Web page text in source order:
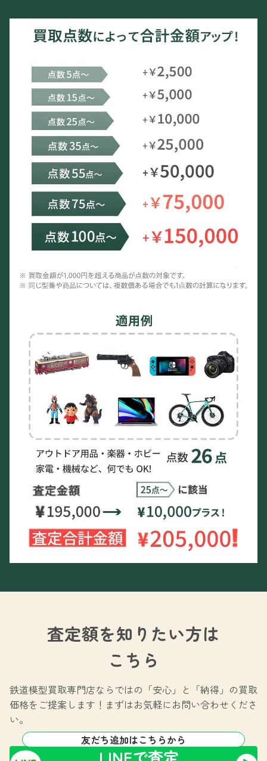
査定額を知りたい方は
こちら
鉄道模型買取専門店ならではの 「安心」と「納得」の買取
価格をご提案します！ まずはお気軽にお問い合わせくださ
い。
友だち追加はこちらから
LINEで査定